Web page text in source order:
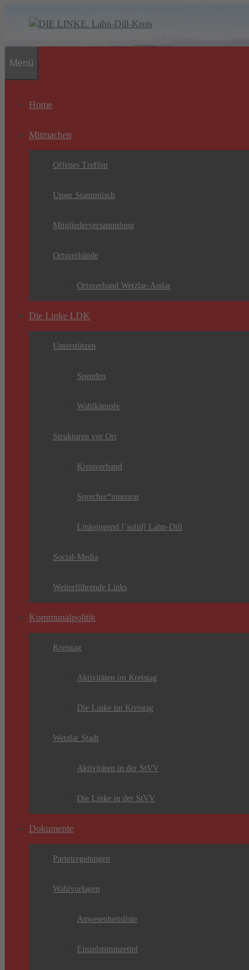
Menü
Home
Mitmachen
Offenes Treffen
Unser Stammtisch
Mitgliederversammlung
Ortsverbände
Ortsverband Wetzlar-Asslar
Die Linke LDK
Unterstützen
Spenden
Wahlkämpfe
Strukturen vor Ort
Kreisverband
Sprecher*innenrat
Linksjugend [’solid] Lahn-Dill
Social-Media
Weiterführende Links
Kommunalpolitik
Kreistag
Aktivitäten im Kreistag
Die Linke im Kreistag
Wetzlar Stadt
Aktivitäten in der StVV
Die Linke in der StVV
Dokumente
Parteiregelungen
Wahlvorlagen
Anwesenheitsliste
Einzelstimmzettel